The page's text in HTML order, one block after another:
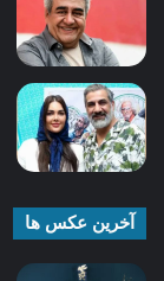
آخرین عکس ها